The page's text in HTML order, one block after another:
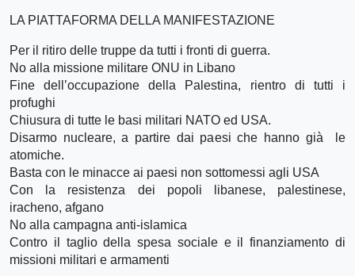
LA PIATTAFORMA DELLA MANIFESTAZIONE
Per il ritiro delle truppe da tutti i fronti di guerra.
No alla missione militare ONU in Libano
Fine dell’occupazione della Palestina, rientro di tutti i
profughi
Chiusura di tutte le basi militari NATO ed USA.
Disarmo nucleare, a partire dai paesi che hanno già le
atomiche.
Basta con le minacce ai paesi non sottomessi agli USA
Con la resistenza dei popoli libanese, palestinese,
iracheno, afgano
No alla campagna anti-islamica
Contro il taglio della spesa sociale e il finanziamento di
missioni militari e armamenti